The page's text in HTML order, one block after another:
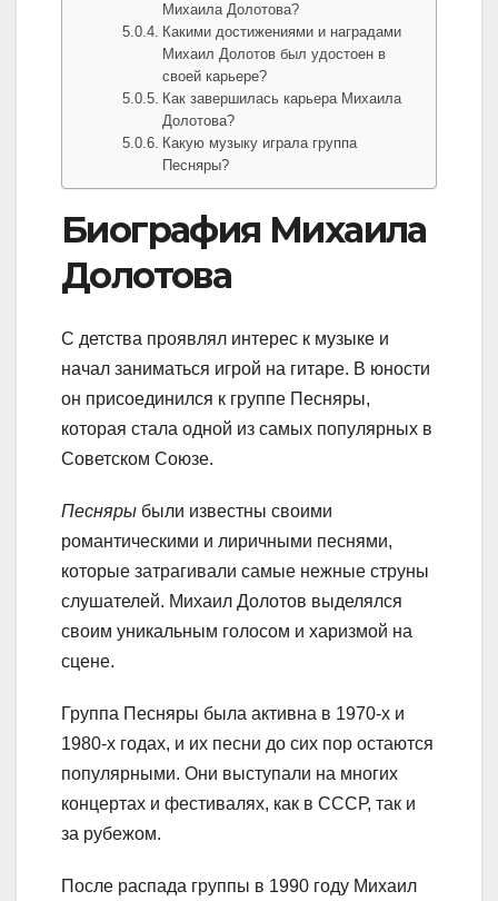
Михаила Долотова?
Какими достижениями и наградами
Михаил Долотов был удостоен в
своей карьере?
Как завершилась карьера Михаила
Долотова?
Какую музыку играла группа
Песняры?
Биография Михаила
Долотова
С детства проявлял интерес к музыке и
начал заниматься игрой на гитаре. В юности
он присоединился к группе Песняры,
которая стала одной из самых популярных в
Советском Союзе.
Песняры были известны своими
романтическими и лиричными песнями,
которые затрагивали самые нежные струны
слушателей. Михаил Долотов выделялся
своим уникальным голосом и харизмой на
сцене.
Группа Песняры была активна в 1970-х и
1980-х годах, и их песни до сих пор остаются
популярными. Они выступали на многих
концертах и фестивалях, как в СССР, так и
за рубежом.
После распада группы в 1990 году Михаил